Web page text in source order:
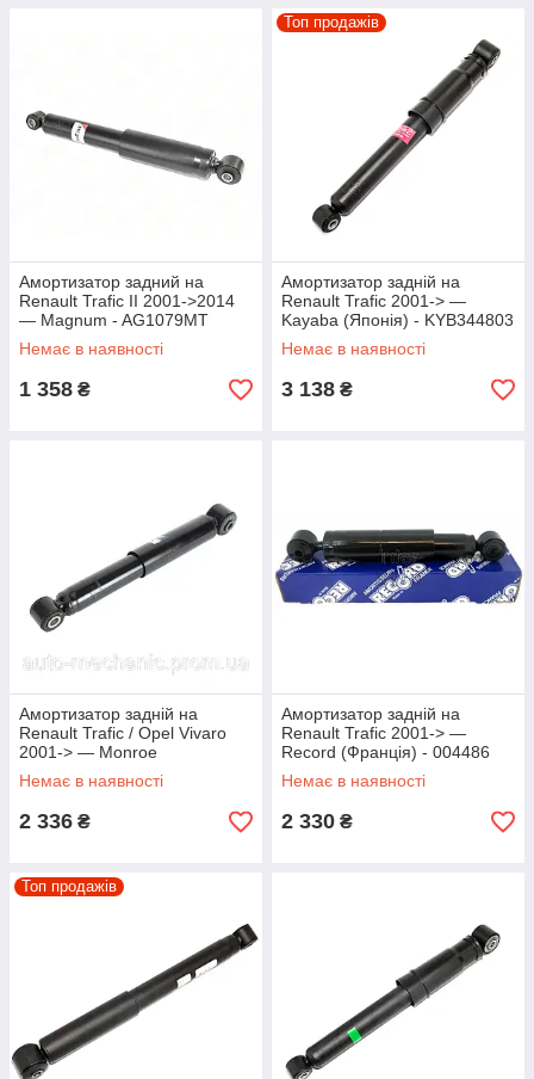
Амортизатор задний на
Renault Trafic II 2001->2014
— Magnum - AG1079MT
Немає в наявності
1 358 ₴
Топ продажів
Амортизатор задній на
Renault Trafic 2001-> —
Kayaba (Японія) - KYB344803
Немає в наявності
3 138 ₴
Амортизатор задній на
Renault Trafic / Opel Vivaro
2001-> — Monroe
(Німеччина) - MONV1167
Немає в наявності
2 336 ₴
Амортизатор задній на
Renault Trafic 2001-> —
Record (Франція) - 004486
Немає в наявності
2 330 ₴
Топ продажів